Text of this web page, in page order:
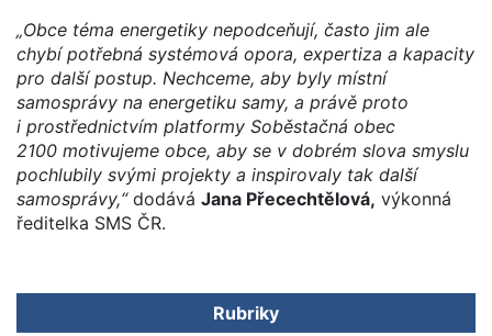
„Obce téma energetiky nepodceňují, často jim ale
chybí potřebná systémová opora, expertiza a kapacity
pro další postup. Nechceme, aby byly místní
samosprávy na energetiku samy, a právě proto
i prostřednictvím platformy Soběstačná obec
2100 motivujeme obce, aby se v dobrém slova smyslu
pochlubily svými projekty a inspirovaly tak další
samosprávy,“dodává Jana Přecechtělová, výkonná
ředitelka SMS ČR.
Rubriky